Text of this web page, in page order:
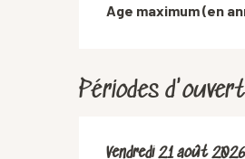
Age maximum (en
Périodes
Vendredi 21 août 2026
Vendredi 21 août 2026